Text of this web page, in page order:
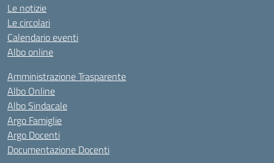
Le notizie
Le circolari
Calendario eventi
Albo online
Amministrazione Trasparente
Albo Online
Albo Sindacale
Argo Famiglie
Argo Docenti
Documentazione Docenti